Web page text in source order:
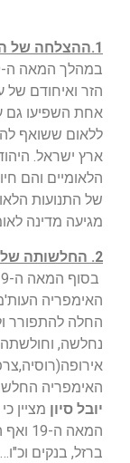
1.ההצלחה של התנועות הלאומיות באירופה.
הזר ואיחודם של
אחת השפיעו גם
ללאום ששואף
ארץ ישראל.
הלאומיים והם
של התנועות
מגיעה מדינה
2. החלשותה של האימפריה העות'מאנית.
החלה להתפורר
נחלשה, וחולשתה
האימפריה
יובל סיון מציין
ברזל, בנקים